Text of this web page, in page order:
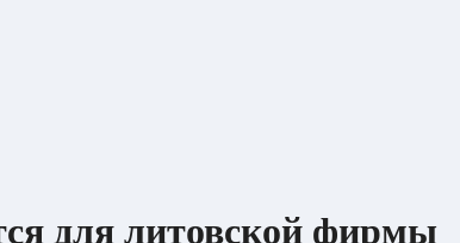
для литовской фирмы